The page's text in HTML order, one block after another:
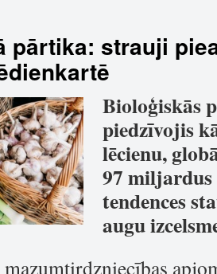
pārtika: strauji
Bioloģiskās
piedzīvojis
lēcienu,
97 miljardus
tendences
augu